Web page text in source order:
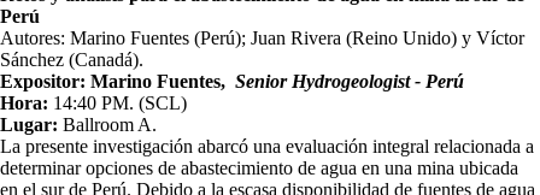
Perú
Autores: Marino Fuentes (Perú); Juan Rivera (Reino Unido) y Víctor
Sánchez (Canadá).
Expositor: Marino Fuentes, Senior Hydrogeologist - Perú
Hora: 14:40 PM. (SCL)
Lugar: Ballroom A.
La presente investigación abarcó una evaluación integral relacionada a
determinar opciones de abastecimiento de agua en una mina ubicada
en el sur de Perú. Debido a la escasa disponibilidad de fuentes de agua